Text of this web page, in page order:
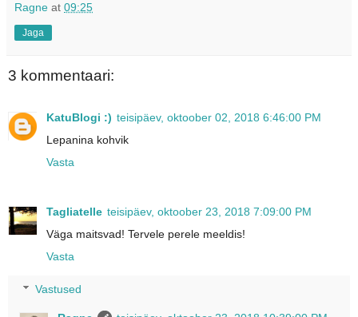
Ragne at 09:25
Jaga
3 kommentaari:
KatuBlogi :) teisipäev, oktoober 02, 2018 6:46:00 PM
Lepanina kohvik
Vasta
Tagliatelle teisipäev, oktoober 23, 2018 7:09:00 PM
Väga maitsvad! Tervele perele meeldis!
Vasta
Vastused